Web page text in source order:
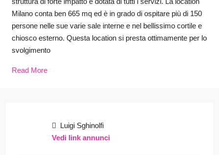
Milano conta ben 665 mq ed è in grado di ospitare più di 150
persone nelle sue varie sale interne e nel bellissimo cortile e
chiosco esterno. Questa location si presta ottimamente per lo
svolgimento
Read More
Luigi Sghinolfi
Vedi link annunci